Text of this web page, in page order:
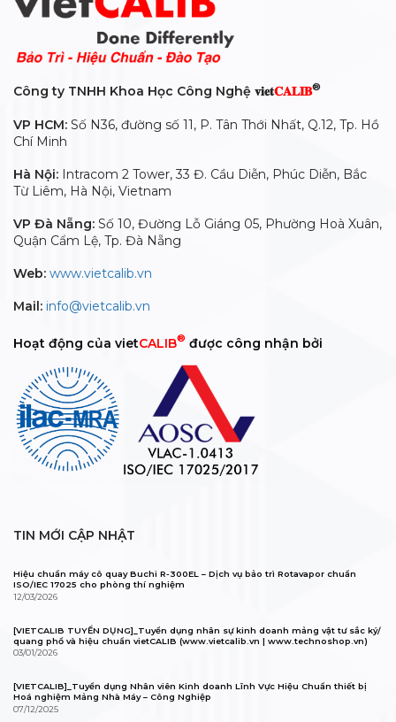
Công ty TNHH Khoa Học Công Nghệ 𝐯𝐢𝐞𝐭𝐂𝐀𝐋𝐈𝐁®
VP HCM: Số N36, đường số 11, P. Tân Thới Nhất, Q.12, Tp. Hồ
Chí Minh
Hà Nội: Intracom 2 Tower, 33 Đ. Cầu Diễn, Phúc Diễn, Bắc
Từ Liêm, Hà Nội, Vietnam
VP Đà Nẵng: Số 10, Đường Lỗ Giáng 05, Phường Hoà Xuân,
Quận Cẩm Lệ, Tp. Đà Nẵng
Web: www.vietcalib.vn
Mail: info@vietcalib.vn
Hoạt động của vietCALIB® được công nhận bởi
TIN MỚI CẬP NHẬT
Hiệu chuẩn máy cô quay Buchi R-300EL – Dịch vụ bảo trì Rotavapor chuẩn
ISO/IEC 17025 cho phòng thí nghiệm
12/03/2026
[VIETCALIB TUYỂN DỤNG]_Tuyển dụng nhân sự kinh doanh mảng vật tư sắc ký/
quang phổ và hiệu chuẩn vietCALIB (www.vietcalib.vn | www.technoshop.vn)
03/01/2026
[VIETCALIB]_Tuyển dụng Nhân viên Kinh doanh Lĩnh Vực Hiệu Chuẩn thiết bị
Hoá nghiệm Mảng Nhà Máy – Công Nghiệp
07/12/2025